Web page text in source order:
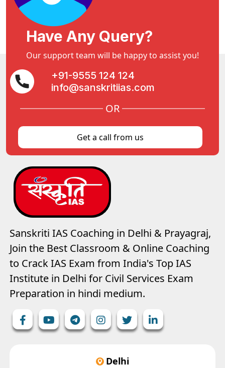
Have Any Query?
Our support team will be happy to assist you!
+91-9555 124 124
info@sanskritiias.com
OR
Get a call from us
Sanskriti IAS Coaching in Delhi & Prayagraj,
Join the Best Classroom & Online Coaching
to Crack IAS Exam from India's Top IAS
Institute in Delhi for Civil Services Exam
Preparation in hindi medium.
Delhi